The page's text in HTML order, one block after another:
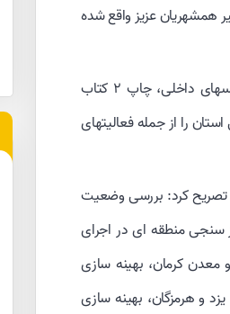
همشهریان عزیز واقع شده
رییس جهاددانشگاهی استان کرمان، ارائه ۶ مقاله در مجله های معتبر بین المللی و کنفرانسهای داخلی، چاپ ۲ کتاب
و مراکز صنعتی استان را از جمله فعالیتهای
تصریح کرد: بررسی وضعیت
سنجی منطقه ای در اجرای
کرمان، بهینه سازی
و هرمزگان، بهینه سازی